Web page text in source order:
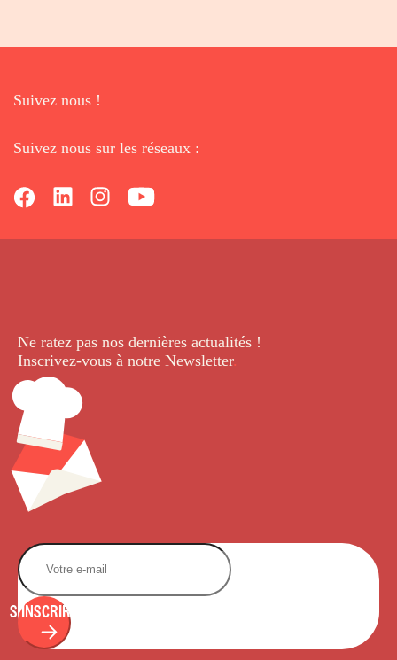
Suivez nous !
Suivez nous sur les réseaux :
Ne ratez pas nos dernières actualités !
Inscrivez-vous à notre Newsletter.
S'INSCRIRE